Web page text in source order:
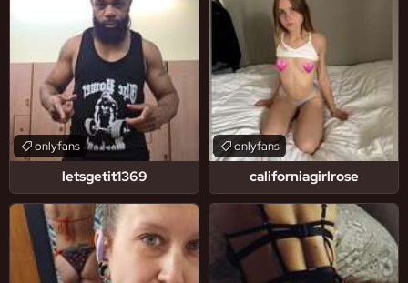
letsgetit1369
onlyfans
californiagirlrose
onlyfans